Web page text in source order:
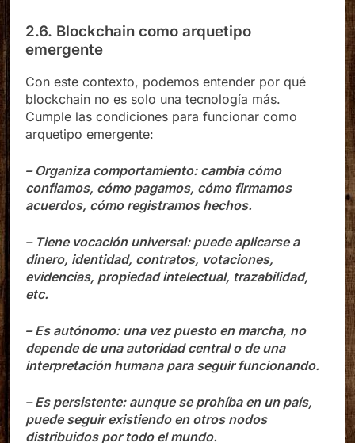
2.6. Blockchain como arquetipo
emergente
Con este contexto, podemos entender por qué
blockchain no es solo una tecnología más.
Cumple las condiciones para funcionar como
– Organiza comportamiento: cambia cómo
confiamos, cómo pagamos, cómo firmamos
– Tiene vocación universal: puede aplicarse a
dinero, identidad, contratos, votaciones,
evidencias, propiedad intelectual, trazabilidad,
– Es autónomo: una vez puesto en marcha, no
depende de una autoridad central o de una
– Es persistente: aunque se prohíba en un país,
puede seguir existiendo en otros nodos